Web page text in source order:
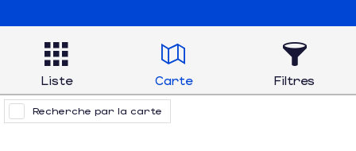
Liste Carte Filtres
Recherche par la carte